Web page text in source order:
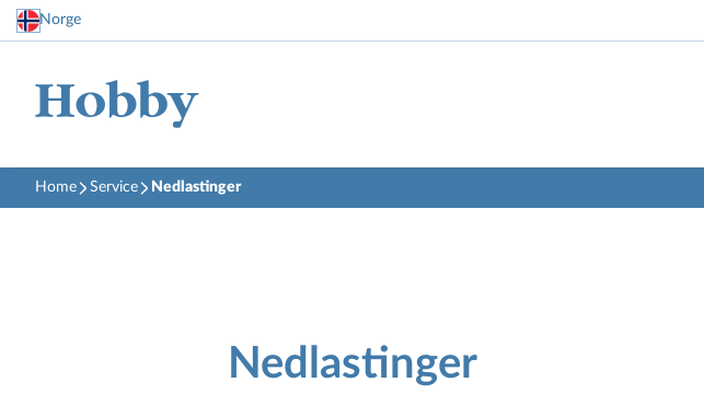
Norge
Home Service Nedlastinger
Nedlastinger